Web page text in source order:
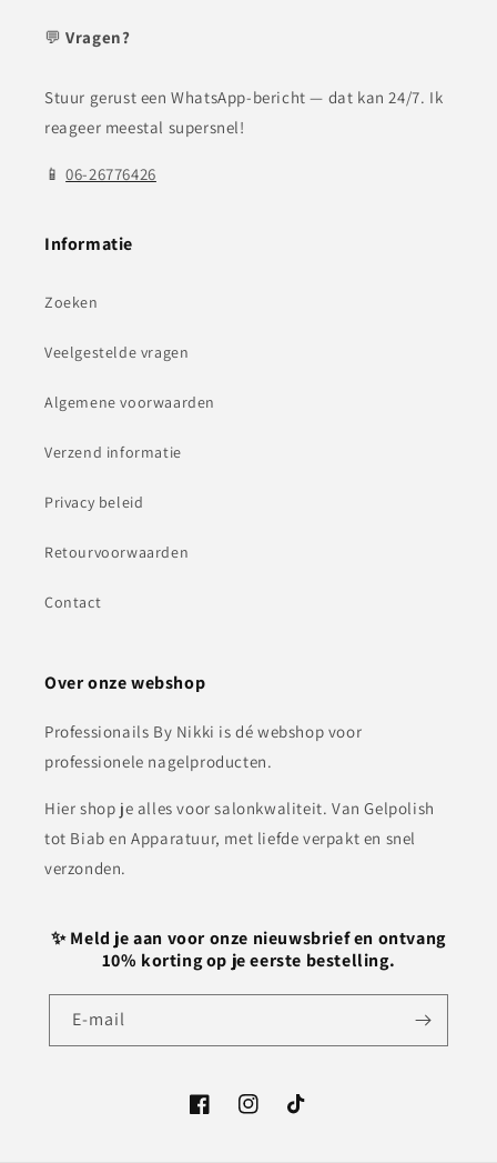
💬Vragen?
Stuur gerust een WhatsApp-bericht — dat kan 24/7. Ik
reageer meestal supersnel!
📱06-26776426
Informatie
Zoeken
Veelgestelde vragen
Algemene voorwaarden
Verzend informatie
Privacy beleid
Retourvoorwaarden
Contact
Over onze webshop
Professionails By Nikki is dé webshop voor
professionele nagelproducten.
Hier shop je alles voor salonkwaliteit. Van Gelpolish
tot Biab en Apparatuur, met liefde verpakt en snel
verzonden.
✨ Meld je aan voor onze nieuwsbrief en ontvang
10% korting op je eerste bestelling.
E‑mail
FacebookInstagramTikTok